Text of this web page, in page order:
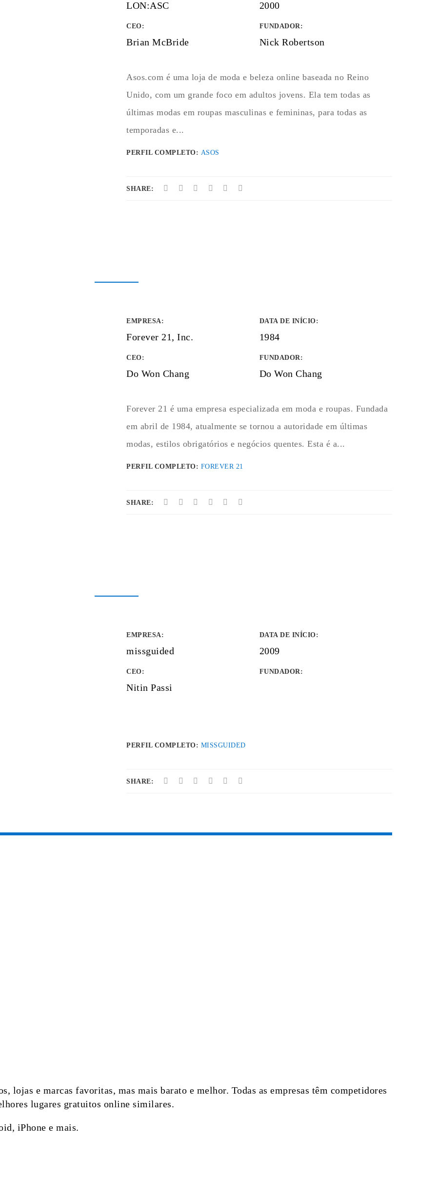
LON:ASC 2000
CEO:
Brian McBride
FUNDADOR:
Nick Robertson
Asos.com é uma loja de moda e beleza online baseada no Reino
Unido, com um grande foco em adultos jovens. Ela tem todas as
últimas modas em roupas masculinas e femininas, para todas as
temporadas e...
PERFIL COMPLETO: ASOS
SHARE:
EMPRESA:
Forever 21, Inc.
DATA DE INÍCIO:
1984
CEO:
Do Won Chang
FUNDADOR:
Do Won Chang
Forever 21 é uma empresa especializada em moda e roupas. Fundada
em abril de 1984, atualmente se tornou a autoridade em últimas
modas, estilos obrigatórios e negócios quentes. Esta é a...
PERFIL COMPLETO: FOREVER 21
SHARE:
EMPRESA:
missguided
DATA DE INÍCIO:
2009
CEO:
Nitin Passi
FUNDADOR:
PERFIL COMPLETO: MISSGUIDED
SHARE:
lojas e marcas favoritas, mas mais barato e melhor. Todas as empresas têm competidores
lugares gratuitos online similares.
iPhone e mais.